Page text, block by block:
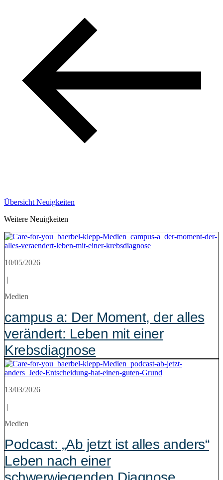
Übersicht Neuigkeiten
Weitere Neuigkeiten
10/05/2026
|
Medien
campus a: Der Moment, der alles
verändert: Leben mit einer
Krebsdiagnose
13/03/2026
|
Medien
Podcast: „Ab jetzt ist alles anders“
Leben nach einer